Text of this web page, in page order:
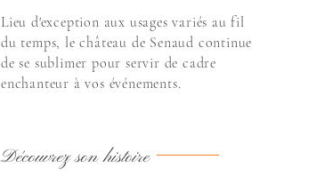
Lieu d'exception aux usages variés au fil
du temps, le château de Senaud continue
de se sublimer pour servir de cadre
enchanteur à vos événements.
Découvrez son histoire